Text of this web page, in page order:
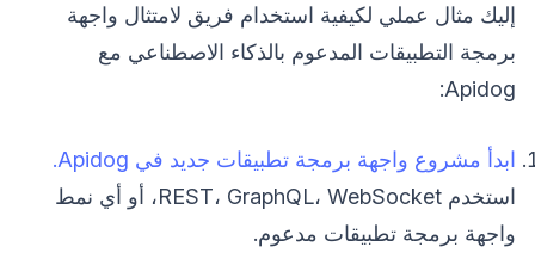
إليك مثال عملي لكيفية استخدام فريق لامتثال واجهة
برمجة التطبيقات المدعوم بالذكاء الاصطناعي مع
Apidog:
ابدأ مشروع واجهة برمجة تطبيقات جديد في Apidog.
استخدم REST، GraphQL، WebSocket، أو أي نمط
واجهة برمجة تطبيقات مدعوم.